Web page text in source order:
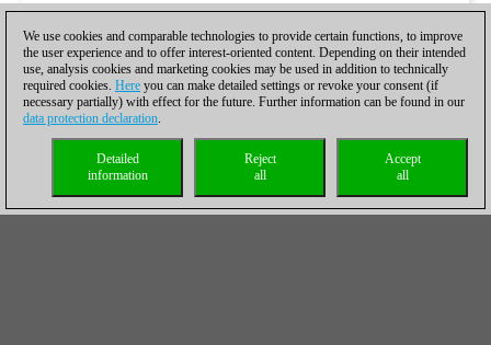
We use cookies and comparable technologies to provide certain functions, to improve
the user experience and to offer interest-oriented content. Depending on their intended
use, analysis cookies and marketing cookies may be used in addition to technically
required cookies. Here you can make detailed settings or revoke your consent (if
necessary partially) with effect for the future. Further information can be found in our
data protection declaration.
Accept
all
Reject
all
Detailed
information